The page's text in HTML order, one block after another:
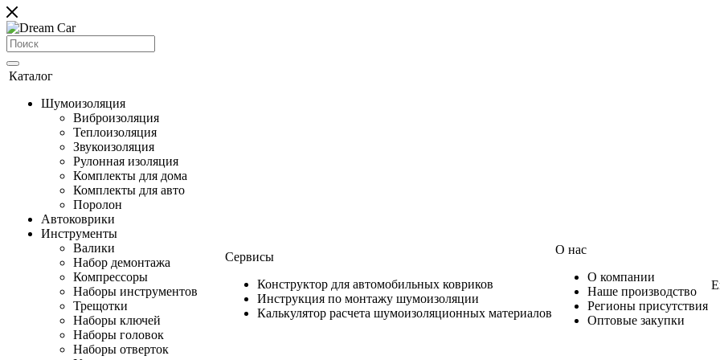
Каталог
Шумоизоляция
Виброизоляция
Теплоизоляция
Звукоизоляция
Рулонная изоляция
Комплекты для дома
Комплекты для авто
Поролон
Автоковрики
Инструменты
Валики
Набор демонтажа
Компрессоры
Наборы инструментов
Трещотки
Наборы ключей
Наборы головок
Наборы отверток
Сервисы
Конструктор для автомобильных ковриков
Инструкция по монтажу шумоизоляции
Калькулятор расчета шумоизоляционных материалов
О нас
О компании
Наше производство
Регионы присутствия
Оптовые закупки